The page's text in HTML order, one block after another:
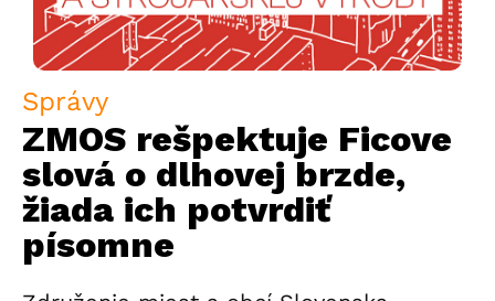
Správy
ZMOS rešpektuje Ficove
slová o dlhovej brzde,
žiada ich potvrdiť
písomne